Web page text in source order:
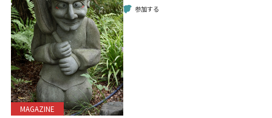
MAGAZINE
参加する